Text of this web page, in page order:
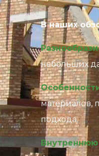
В наших
небольших
материалов,
подхода.
Внутреннюю